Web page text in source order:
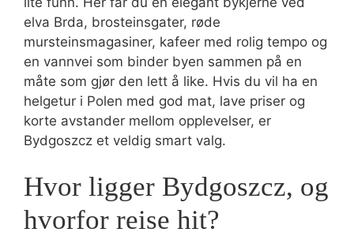
elva Brda, brosteinsgater, røde
mursteinsmagasiner, kafeer med rolig tempo og
en vannvei som binder byen sammen på en
måte som gjør den lett å like. Hvis du vil ha en
helgetur i Polen med god mat, lave priser og
korte avstander mellom opplevelser, er
Bydgoszcz et veldig smart valg.
Hvor ligger Bydgoszcz, og
hvorfor reise hit?